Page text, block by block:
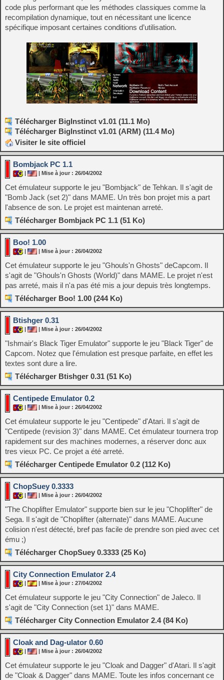
code plus performant que les méthodes classiques comme la
recompilation dynamique, tout en nécessitant une licence
spécifique imposant certaines conditions d’utilisation.
Télécharger BigInstinct v1.01 (11.1 Mo)
Télécharger BigInstinct v1.01 (ARM) (11.4 Mo)
Visiter le site officiel
Bombjack PC 1.1
| | Mise à jour : 26/04/2002
Cet émulateur supporte le jeu "Bombjack" de Tehkan. Il s'agit de
"Bomb Jack (set 2)" dans MAME. Un très bon projet mis a part
l'absence de son. Le projet est maintenan arreté.
Télécharger Bombjack PC 1.1 (51 Ko)
Boo! 1.00
| | Mise à jour : 26/04/2002
Cet émulateur supporte le jeu "Ghouls'n Ghosts" deCapcom. Il
s'agit de "Ghouls'n Ghosts (World)" dans MAME. Le projet n'est
pas arreté, mais il n'a pas été mis a jour depuis très longtemps.
Télécharger Boo! 1.00 (244 Ko)
Btishger 0.31
| | Mise à jour : 26/04/2002
"Ishmair's Black Tiger Emulator" supporte le jeu "Black Tiger" de
Capcom. Notez que l'émulation est presque parfaite, en effet les
textes sont dure a lire.
Télécharger Btishger 0.31 (51 Ko)
Centipede Emulator 0.2
| | Mise à jour : 26/04/2002
Cet émulateur supporte le jeu "Centipede" d'Atari. Il s'agit de
"Centipede (revision 3)" dans MAME. Cet émulateur tournera trop
rapidement sur des machines modernes, a réserver donc aux
tres vieux PC. Ce projet a été arreté.
Télécharger Centipede Emulator 0.2 (112 Ko)
ChopSuey 0.3333
| | Mise à jour : 26/04/2002
"The Choplifter Emulator" supporte bien sur le jeu "Choplifter" de
Sega. Il s'agit de "Choplifter (alternate)" dans MAME. Aucune
colision n'est détecté, bref pas facile de prendre son pied avec cet
ému ;)
Télécharger ChopSuey 0.3333 (25 Ko)
City Connection Emulator 2.4
| | Mise à jour : 27/04/2002
Cet émulateur supporte le jeu "City Connection" de Jaleco. Il
s'agit de "City Connection (set 1)" dans MAME.
Télécharger City Connection Emulator 2.4 (84 Ko)
Cloak and Dag-ulator 0.60
| | Mise à jour : 26/04/2002
Cet émulateur supporte le jeu "Cloak and Dagger" d'Atari. Il s'agit
de "Cloak & Dagger" dans MAME. Toute les infos concernant ce